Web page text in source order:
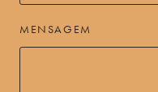
MENSAGEM